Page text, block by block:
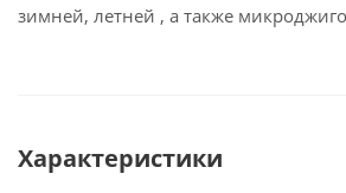
зимней, летней , а также
Характеристики